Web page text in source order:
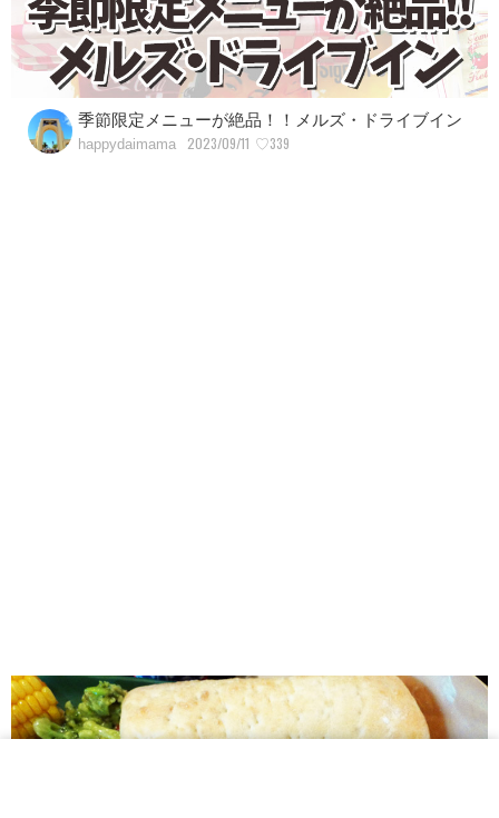
季節限定メニューが絶品！！メルズ・ドライブイン
happydaimama 2023/09/11 ♡339